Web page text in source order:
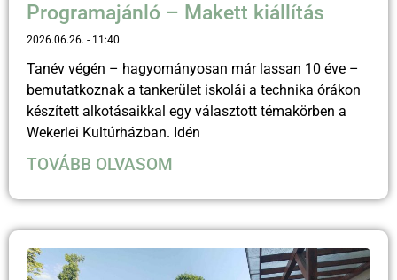
Programajánló – Makett kiállítás
2026.06.26. 11:40
Tanév végén – hagyományosan már lassan 10 éve –
bemutatkoznak a tankerület iskolái a technika órákon
készített alkotásaikkal egy választott témakörben a
Wekerlei Kultúrházban. Idén
TOVÁBB OLVASOM